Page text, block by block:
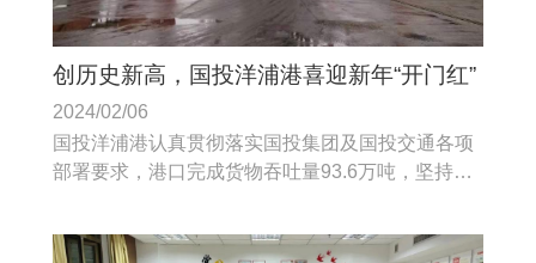
创历史新高，国投洋浦港喜迎新年“开门红”
2024/02/06
国投洋浦港认真贯彻落实国投集团及国投交通各项
部署要求，港口完成货物吞吐量93.6万吨，坚持以